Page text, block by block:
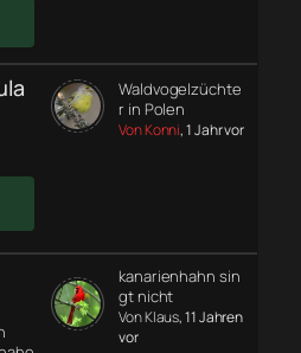
Waldvogelzüchte
r in Polen
Von Konni, 1 Jahr vor
kanarienhahn sin
gt nicht
Von Klaus, 11 Jahren
vor